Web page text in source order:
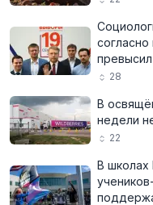
28
В
недели
22
В школах